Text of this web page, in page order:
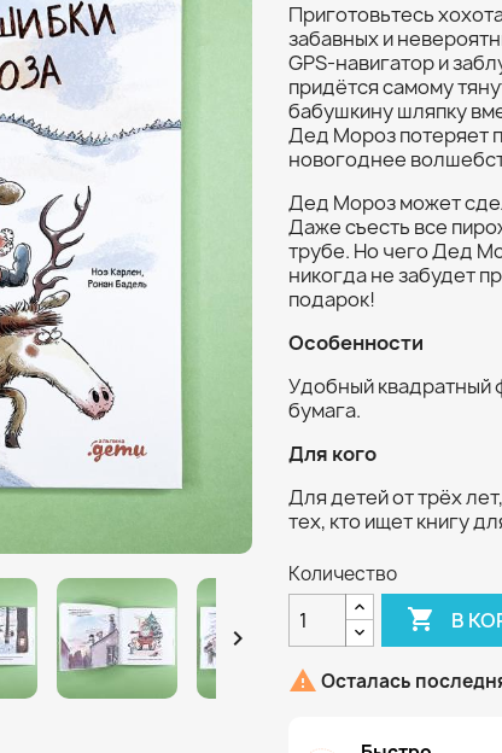

Приготовьтесь
забавных и
GPS-навигатор и
придётся самому
бабушкину шляпку
Дед Мороз потеряет
новогоднее
Дед Мороз может
Даже съесть все
трубе. Но чего Дед
никогда не забудет
подарок!
Особенности
Удобный квадратный
бумага.
Для кого
Для детей от трёх
тех, кто ищет книгу
Количество
 В
 Осталась